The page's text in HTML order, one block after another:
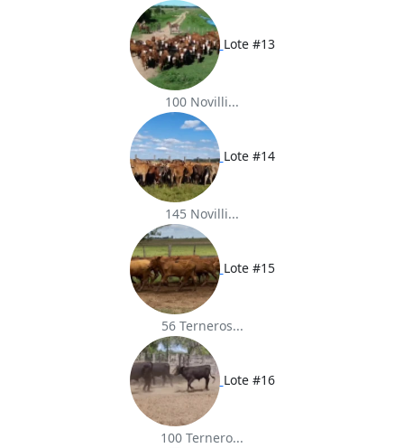
Lote #13
100 Novilli...
Lote #14
145 Novilli...
Lote #15
56 Terneros...
Lote #16
100 Ternero...